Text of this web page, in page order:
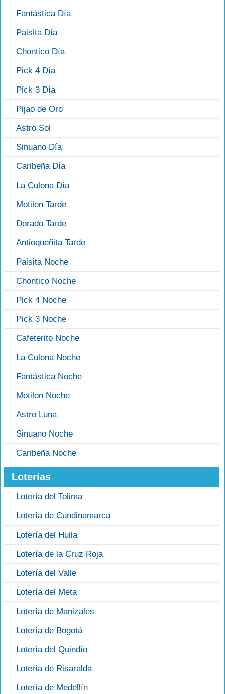
Fantástica Día
Paisita Día
Chontico Día
Pick 4 Día
Pick 3 Día
Pijao de Oro
Astro Sol
Sinuano Día
Caribeña Día
La Culona Día
Motilon Tarde
Dorado Tarde
Antioqueñita Tarde
Paisita Noche
Chontico Noche
Pick 4 Noche
Pick 3 Noche
Cafeterito Noche
La Culona Noche
Fantástica Noche
Motilon Noche
Astro Luna
Sinuano Noche
Caribeña Noche
Loterías
Lotería del Tolima
Lotería de Cundinamarca
Lotería del Huila
Lotería de la Cruz Roja
Lotería del Valle
Lotería del Meta
Lotería de Manizales
Lotería de Bogotá
Lotería del Quindío
Lotería de Risaralda
Lotería de Medellín